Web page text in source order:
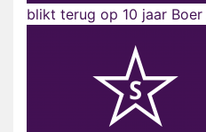
blikt terug op 10 jaar